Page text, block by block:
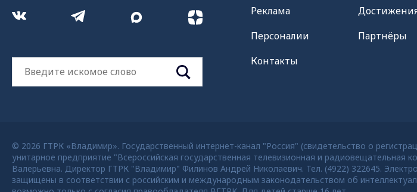
Реклама
Персоналии
Контакты
Партнёры
© 2026 ГТРК «Владимир». Государственный интернет-канал "Россия" (свидетельство о
унитарное предприятие "Всероссийская государственная телевизионная и
Валерьевна. Директор ГТРК "Владимир" Филинов Андрей Николаевич. Тел. (4922) 322645.
защищены в соответствии с российским и международным законодательством об